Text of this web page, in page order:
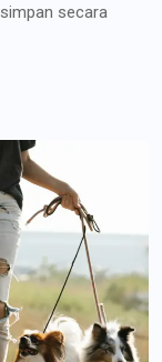
secara